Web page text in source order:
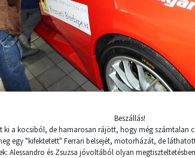
Beszállás!
ki a kocsiból, de hamarosan rájött, hogy még számtalan
egy "kifektetett" Ferrari belsejét, motorházát, de
Alessandro és Zsuzsa jóvoltából olyan